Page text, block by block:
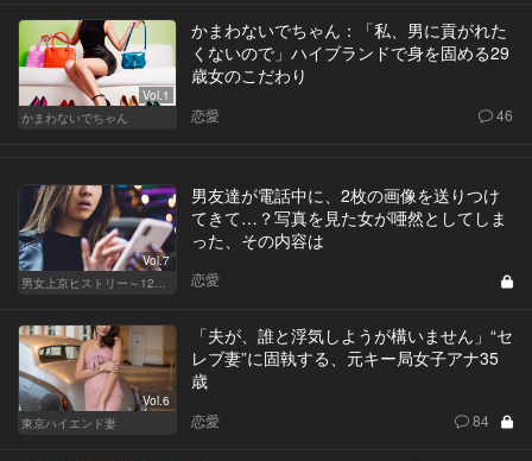
Vol.1
かまわないでちゃん
かまわないでちゃん：「私、男に貢がれた
くないので」ハイブランドで身を固める29
歳女のこだわり
恋愛 46
Vol.7
男女上京ヒストリー～12年目の悲哀～
男友達が電話中に、2枚の画像を送りつけ
てきて…？写真を見た女が唖然としてしま
った、その内容は
恋愛
Vol.6
東京ハイエンド妻
「夫が、誰と浮気しようが構いません」“セ
レブ妻”に固執する、元キー局女子アナ35
歳
恋愛 84